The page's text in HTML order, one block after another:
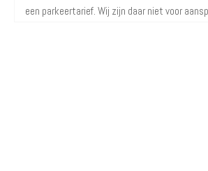
een parkeertarief. Wij zijn daar niet voor